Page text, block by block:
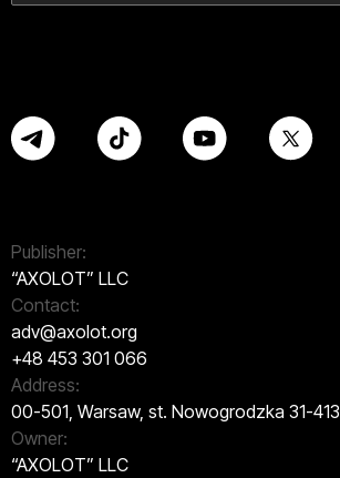
Publisher:
“AXOLOT” LLC
Contact:
adv@axolot.org
+48 453 301 066
Address:
00-501, Warsaw, st. Nowogrodzka 31-413
Owner:
“AXOLOT” LLC